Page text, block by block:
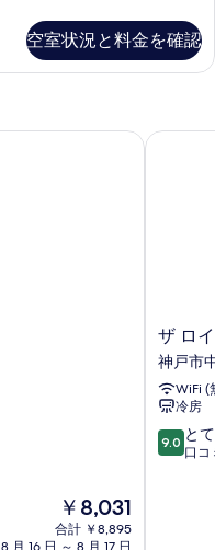
空室状況と料金を確認
現
在
の
￥8,031
合計 ￥8,895
8 月 16 日 ～ 8 月 17 日
ザ
ロ
イ
ヤ
ル
パ
ー
ザ ロ
神戸市
WiFi (
冷房
10
段
9.0 と
口コ
ザ ロイ